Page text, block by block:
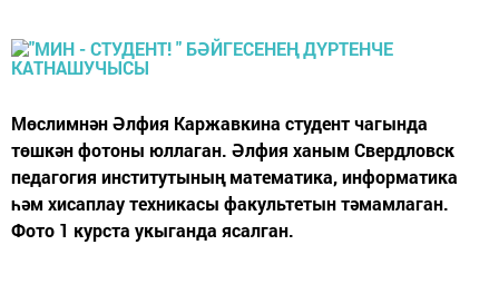
Мөслимнән Әлфия Каржавкина студент чагында
төшкән фотоны юллаган. Әлфия ханым Свердловск
педагогия институтының математика, информатика
һәм хисаплау техникасы факультетын тәмамлаган.
Фото 1 курста укыганда ясалган.